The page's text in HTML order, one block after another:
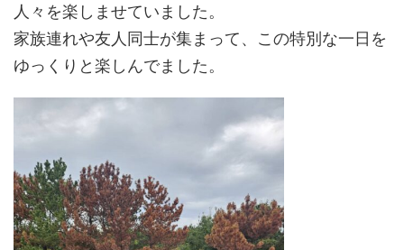
人々を楽しませていました。
家族連れや友人同士が集まって、この特別な一日を
ゆっくりと楽しんでました。